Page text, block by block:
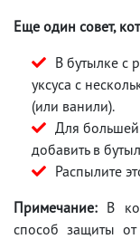
Еще один совет,
В бутылке с
уксуса с
(или ванили).
Для
добавить в
Распылите
Примечание: В
способ защиты